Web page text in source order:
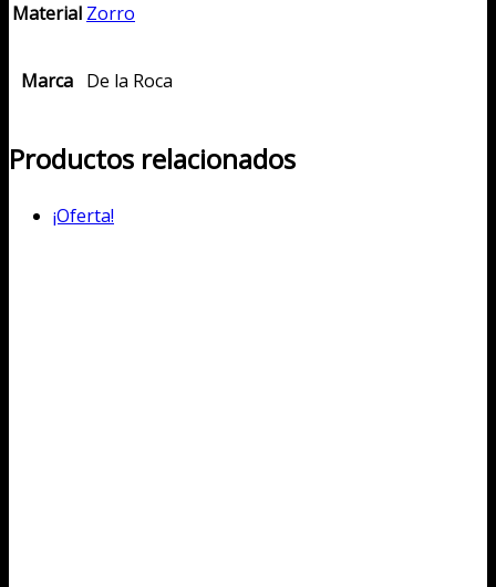
Material Zorro
Marca De la Roca
Productos relacionados
¡Oferta!